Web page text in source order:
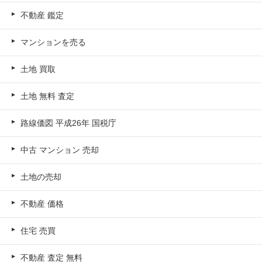
不動産 鑑定
マンションを売る
土地 買取
土地 無料 査定
路線価図 平成26年 国税庁
中古 マンション 売却
土地の売却
不動産 価格
住宅 売買
不動産 査定 無料